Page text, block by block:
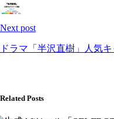
Next post
ドラマ「半沢直樹」人気
Related Posts